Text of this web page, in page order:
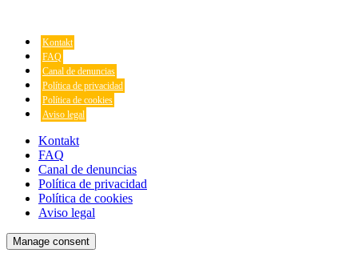
Kontakt
FAQ
Canal de denuncias
Política de privacidad
Política de cookies
Aviso legal
Kontakt
FAQ
Canal de denuncias
Política de privacidad
Política de cookies
Aviso legal
Manage consent